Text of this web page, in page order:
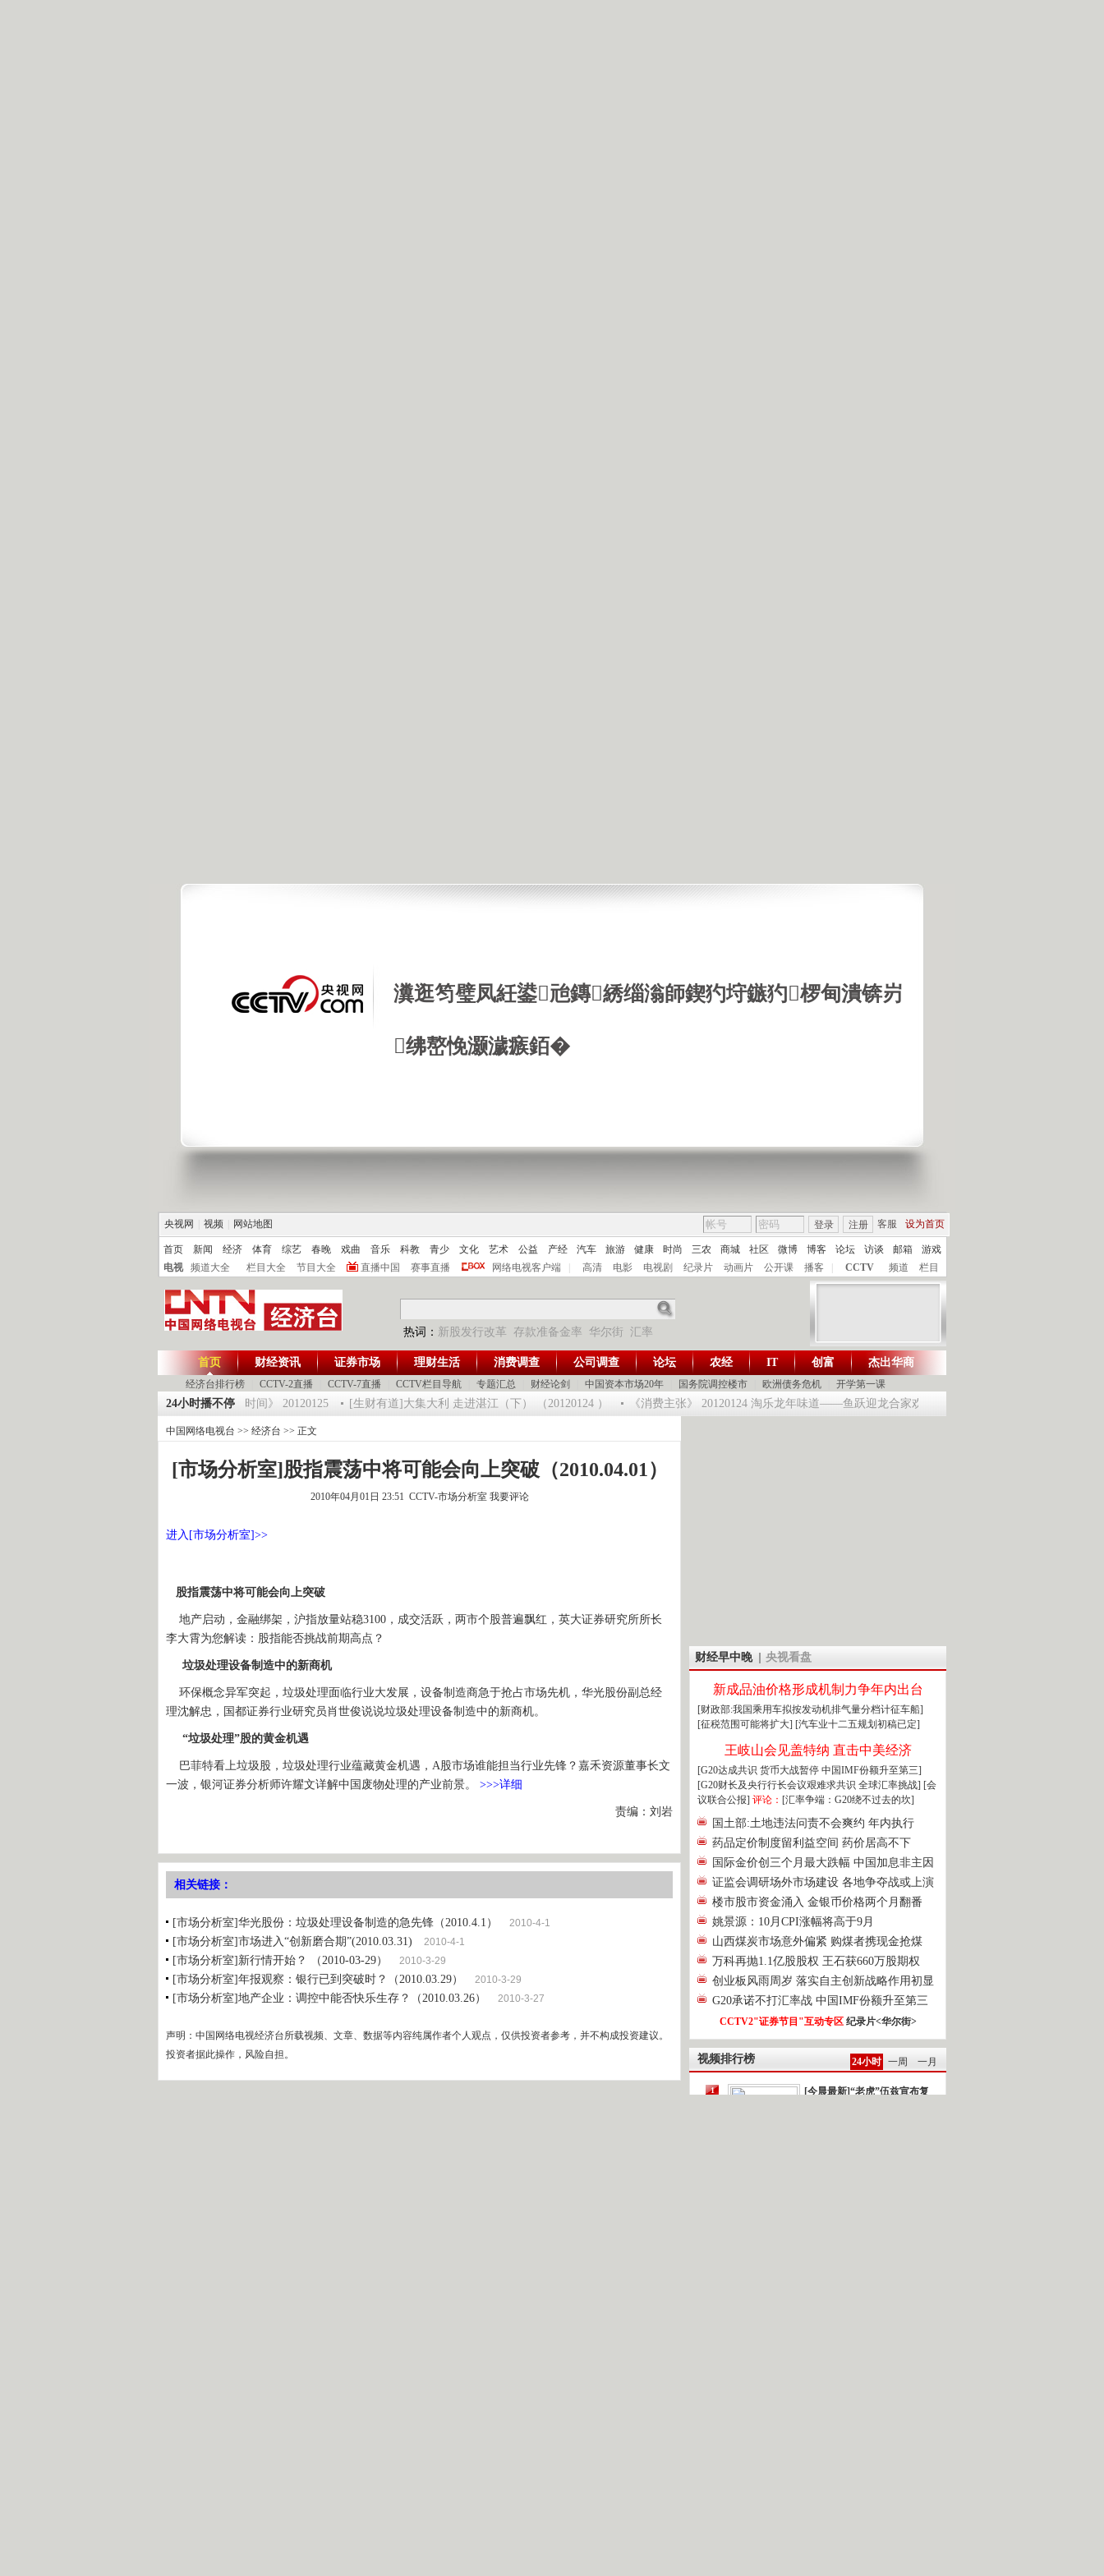
瀵逛笉璧凤紝鍙兘鏄綉缁滃師鍥犳垨鏃犳椤甸潰锛岃
绋嶅悗灏濊瘯銆�
央视网 视频 网站地图 客服 设为首页
登录 注册
首页 新闻 经济 体育 综艺 春晚 戏曲 音乐 科教 青少 文化 艺术 公益 产经 汽车 旅游 健康 时尚 三农 商城 社区 微博 博客 论坛 访谈 邮箱
游戏
电视
频道大全 栏目大全 节目大全 直播中国 赛事直播 网络电视客户端 | 高清 电影 电视剧 纪录片 动画片 公开课 播客 | CCTV 频道 栏目
热词： 新股发行改革 存款准备金率 华尔街 汇率
财智生活 一键通达
首页
经济台排行榜 CCTV-2直播 CCTV-7直播 CCTV栏目导航 专题汇总 财经论剑 中国资本市场20年 国务院调控楼市 欧洲债务危机 开学第一课
财经资讯 证券市场 理财生活 消费调查 公司调查 论坛 农经 IT 创富 杰出华商
24小时播不停
20120125 祝福2012-超级魔术师 5 《第一时间》 20120125 [生财有道]大集大利 走进湛江（下） （20120124 ） 《消费主张》 20120124 淘乐龙年味道——鱼跃迎龙合家欢
中国网络电视台 >> 经济台 >> 正文
[市场分析室]股指震荡中将可能会向上突破（2010.04.01）
2010年04月01日 23:51 CCTV-市场分析室 我要评论
进入[市场分析室]>>
股指震荡中将可能会向上突破
地产启动，金融绑架，沪指放量站稳3100，成交活跃，两市个股普遍飘红，英大证券研究所所长
李大霄为您解读：股指能否挑战前期高点？
垃圾处理设备制造中的新商机
环保概念异军突起，垃圾处理面临行业大发展，设备制造商急于抢占市场先机，华光股份副总经
理沈解忠，国都证券行业研究员肖世俊说说垃圾处理设备制造中的新商机。
“垃圾处理”股的黄金机遇
巴菲特看上垃圾股，垃圾处理行业蕴藏黄金机遇，A股市场谁能担当行业先锋？嘉禾资源董事长文
一波，银河证券分析师许耀文详解中国废物处理的产业前景。
>>>详细
责编：刘岩
相关链接：
[市场分析室]华光股份：垃圾处理设备制造的急先锋（2010.4.1） 2010-4-1
[市场分析室]市场进入“创新磨合期”(2010.03.31) 2010-4-1
[市场分析室]新行情开始？ （2010-03-29） 2010-3-29
[市场分析室]年报观察：银行已到突破时？（2010.03.29） 2010-3-29
[市场分析室]地产企业：调控中能否快乐生存？（2010.03.26） 2010-3-27
声明：中国网络电视经济台所载视频、文章、数据等内容纯属作者个人观点，仅供投资者参考，并不构成投资建议。
投资者据此操作，风险自担。
财经早中晚 央视看盘
新成品油价格形成机制力争年内出台
[财政部:我国乘用车拟按发动机排气量分档计征车船]
[征税范围可能将扩大] [汽车业十二五规划初稿已定]
王岐山会见盖特纳 直击中美经济
[G20达成共识 货币大战暂停 中国IMF份额升至第三]
[G20财长及央行行长会议艰难求共识 全球汇率挑战] [会
议联合公报] 评论： [汇率争端：G20绕不过去的坎]
国土部:土地违法问责不会爽约 年内执行
药品定价制度留利益空间 药价居高不下
国际金价创三个月最大跌幅 中国加息非主因
证监会调研场外市场建设 各地争夺战或上演
楼市股市资金涌入 金银币价格两个月翻番
姚景源：10月CPI涨幅将高于9月
山西煤炭市场意外偏紧 购煤者携现金抢煤
万科再抛1.1亿股股权 王石获660万股期权
创业板风雨周岁 落实自主创新战略作用初显
G20承诺不打汇率战 中国IMF份额升至第三
CCTV2"证券节目"互动专区 纪录片<华尔街>
视频排行榜 24小时 一周 一月
1
[今晨最新]“老虎”伍兹宣布复